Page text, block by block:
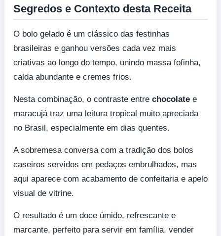
Segredos e Contexto desta Receita
O bolo gelado é um clássico das festinhas
brasileiras e ganhou versões cada vez mais
criativas ao longo do tempo, unindo massa fofinha,
calda abundante e cremes frios.
Nesta combinação, o contraste entre chocolate e
maracujá traz uma leitura tropical muito apreciada
no Brasil, especialmente em dias quentes.
A sobremesa conversa com a tradição dos bolos
caseiros servidos em pedaços embrulhados, mas
aqui aparece com acabamento de confeitaria e apelo
visual de vitrine.
O resultado é um doce úmido, refrescante e
marcante, perfeito para servir em família, vender